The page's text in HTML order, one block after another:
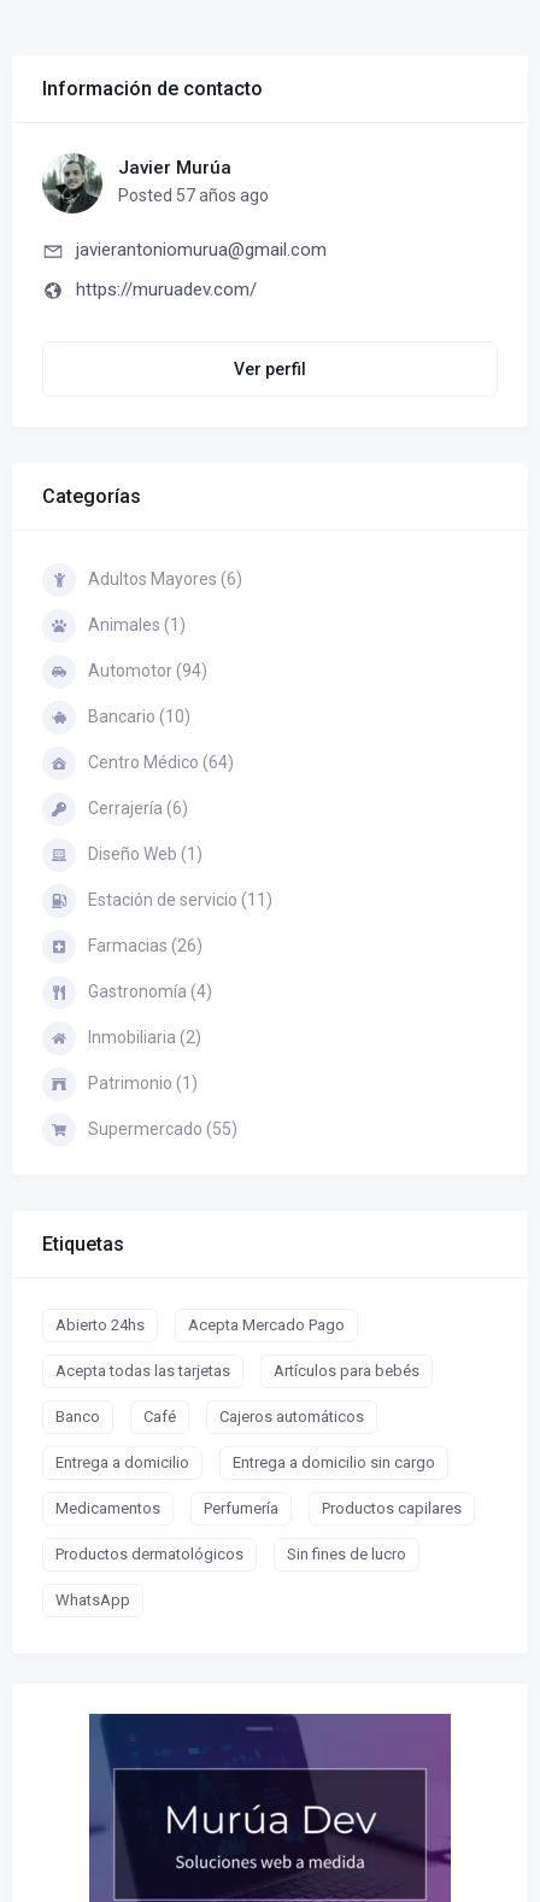
Información de contacto
Javier Murúa
Posted 57 años ago
javierantoniomurua@gmail.com
https://muruadev.com/
Ver perfil
Categorías
Adultos Mayores (6)
Animales (1)
Automotor (94)
Bancario (10)
Centro Médico (64)
Cerrajería (6)
Diseño Web (1)
Estación de servicio (11)
Farmacias (26)
Gastronomía (4)
Inmobiliaria (2)
Patrimonio (1)
Supermercado (55)
Etiquetas
Abierto 24hs Acepta Mercado Pago
Acepta todas las tarjetas Artículos para bebés
Banco Café Cajeros automáticos
Entrega a domicilio Entrega a domicilio sin cargo
Medicamentos Perfumería Productos capilares
Productos dermatológicos Sin fines de lucro
WhatsApp